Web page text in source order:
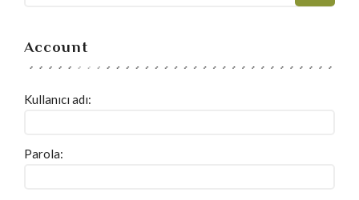
Account
Kullanıcı adı:
Parola: